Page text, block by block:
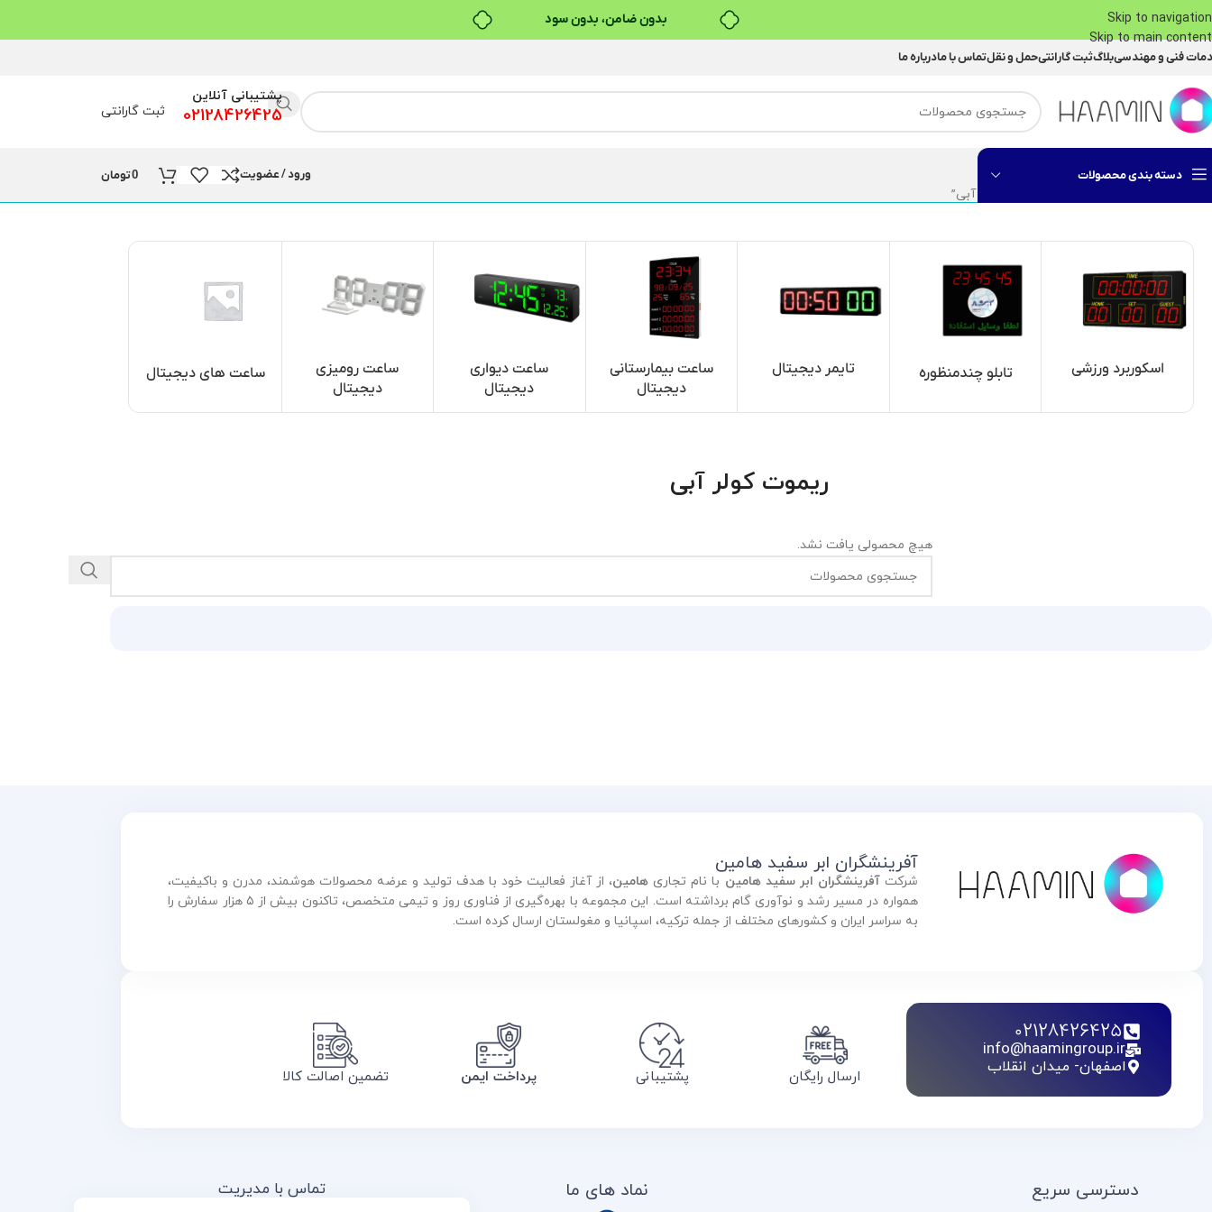
بدون ضامن، بدون سود
Skip to navigation
Skip to main content
فنی و مهندسیبلاگثبت گارانتیحمل و نقلتماس با مادرباره ما
پشتیبانی آنلاین
02128426425 ثبت گارانتی
دسته بندی محصولات ورود / عضویت 0تومان
محصولات برچسب خورده “ریموت کولر آبی”
اسکوربرد ورزشی تابلو چندمنظوره تایمر دیجیتال
ساعت بیمارستانی
دیجیتال
ساعت دیواری
دیجیتال
ساعت رومیزی
دیجیتال
ساعت های دیجیتال
ریموت کولر آبی
هیچ محصولی یافت نشد.
02128426425
info@haamingroup.ir
اصفهان- میدان انقلاب
ارسال رایگان پشتیبانی پرداخت ایمن تضمین اصالت کالا
آفرینشگران ابر سفید هامین
شرکتآفرینشگران ابر سفید هامین با نام تجاری هامین، از آغاز فعالیت خود با هدف تولید و عرضه محصولات هوشمند، مدرن و باکیفیت،
همواره در مسیر رشد و نوآوری گام برداشته است. این مجموعه با بهره‌گیری از فناوری روز و تیمی متخصص، تاکنون بیش از ۵ هزار سفارش را
به سراسر ایران و کشورهای مختلف از جمله ترکیه، اسپانیا و مغولستان ارسال کرده است.
دسترسی سریع نماد های ما تماس با مدیریت